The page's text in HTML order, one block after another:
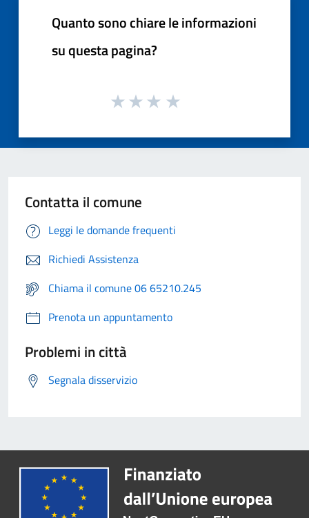
Quanto sono chiare le informazioni
su questa pagina?
Contatta il comune
Leggi le domande frequenti
Richiedi Assistenza
Chiama il comune 06 65210.245
Prenota un appuntamento
Problemi in città
Segnala disservizio